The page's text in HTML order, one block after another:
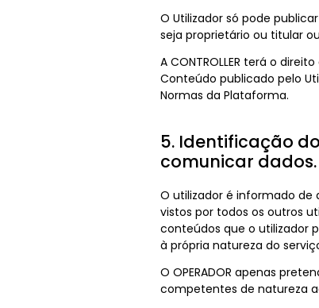
O Utilizador só pode
seja proprietário ou titular
A CONTROLLER terá o
Conteúdo publicado pelo
Normas da Plataforma.
5. Identificação
comunicar dados.
O utilizador é informado de
vistos por todos os outros
conteúdos que o utilizador
à própria natureza do
O OPERADOR apenas
competentes de natureza